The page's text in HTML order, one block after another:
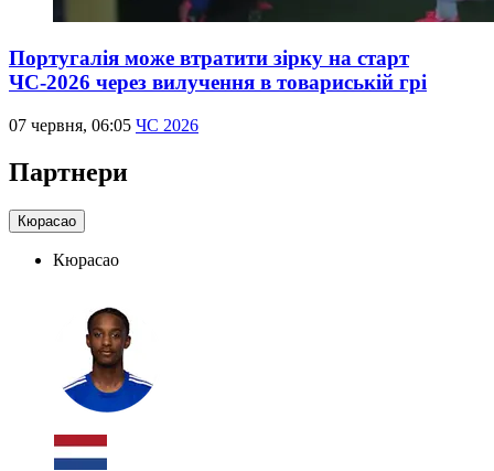
Португалія може втратити зірку на старт
ЧС-2026 через вилучення в товариській грі
07 червня, 06:05 ЧС 2026
Партнери
Кюрасао
Кюрасао